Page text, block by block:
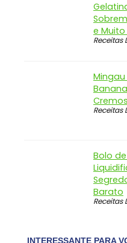
e
Receitas
Receitas
Bolo
Barato
Receitas